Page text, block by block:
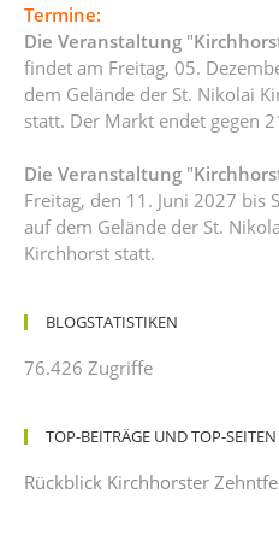
Termine:
Die Veranstaltung "
findet am Freitag, 05.
dem Gelände der St. Nikolai
statt. Der Markt endet gegen
Die Veranstaltung "
Freitag, den 11. Juni 2027 bis
auf dem Gelände der St.
Kirchhorst statt.
BLOGSTATISTIKEN
76.426 Zugriffe
TOP-BEITRÄGE UND TOP-SEITEN
Rückblick Kirchhorster